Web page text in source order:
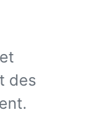
des